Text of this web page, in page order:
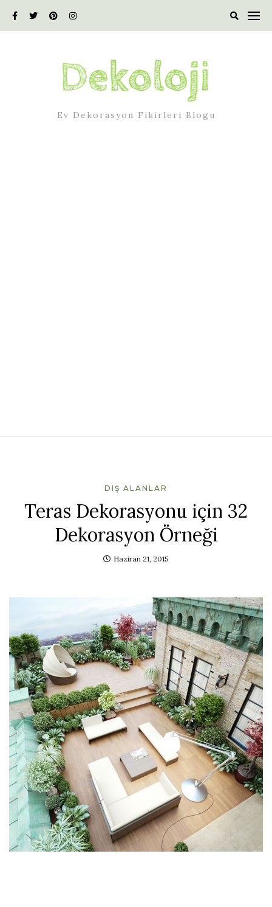
Ev Dekorasyon Fikirleri Blogu
DIŞ ALANLAR
Teras Dekorasyonu için 32
Dekorasyon Örneği
Haziran 21, 2015